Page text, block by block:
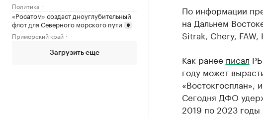
Политика
«Росатом» создаст дноуглубительный
флот для Северного морского пути
Приморский край
Загрузить еще
По информации
на Дальнем
Sitrak, Chery, FAW,
Как ранее писал
году может
«Востокгосплан»,
Сегодня ДФО
2019 по 2023 годы